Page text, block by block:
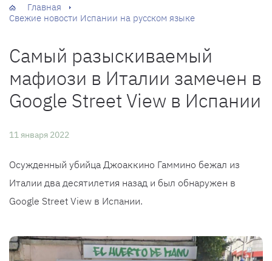
Главная
Свежие новости Испании на русском языке
Самый разыскиваемый
мафиози в Италии замечен в
Google Street View в Испании
11 января 2022
Осужденный убийца Джоаккино Гаммино бежал из
Италии два десятилетия назад и был обнаружен в
Google Street View в Испании.